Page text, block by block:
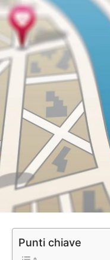
Punti chiave